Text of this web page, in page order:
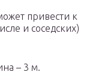
привести к
и соседских)
– 3 м.